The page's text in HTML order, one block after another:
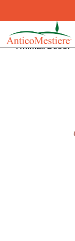
AnimaliDecor